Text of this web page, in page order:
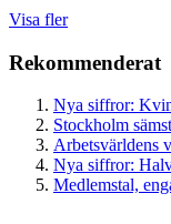
Visa fler
Rekommenderat
Nya siffror:
Stockholm
Arbetsvärldens
Nya siffror:
Medlemstal,